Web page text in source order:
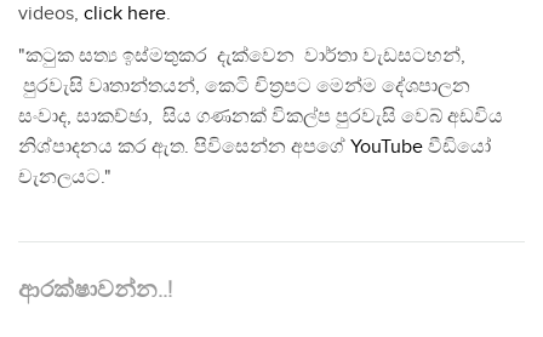
videos, click here.
"කටුක සත්‍ය ඉස්මතුකර දැක්වෙන වාර්තා වැඩසටහන්,
පුරවැසි වෘතාන්තයන්, කෙටි චිත්‍රපට මෙන්ම දේශපාලන
සංවාද, සාකච්ඡා, සිය ගණනක් විකල්ප පුරවැසි වෙබ් අඩවිය
නිශ්පාදනය කර ඇත. පිවිසෙන්න අපගේ YouTube වීඩියෝ
චැනලයට."
ආරක්ෂාවන්න..!